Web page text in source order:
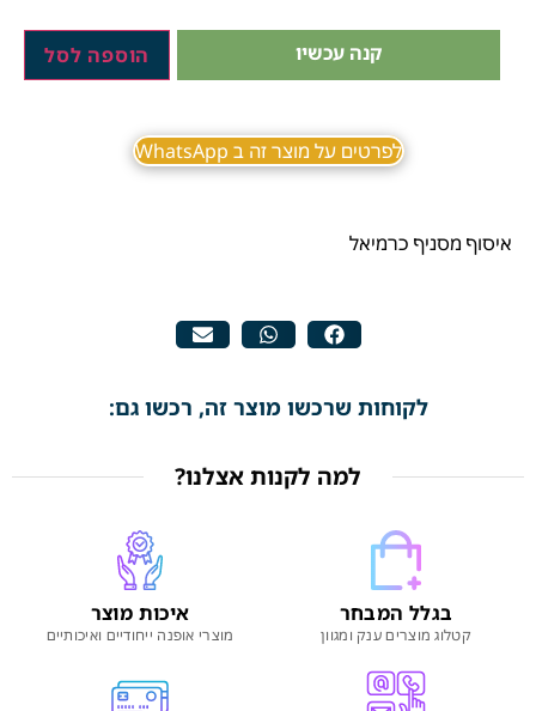
קנה עכשיו הוספה לסל
לפרטים על מוצר זה ב WhatsApp
איסוף מסניף כרמיאל
לקוחות שרכשו מוצר זה, רכשו גם:
למה לקנות אצלנו?
בגלל המבחר
קטלוג מוצרים ענק ומגוון
איכות מוצר
מוצרי אופנה ייחודיים ואיכותיים